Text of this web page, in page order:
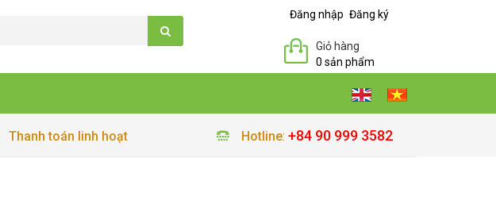
Đăng nhập Đăng ký
Giỏ hàng
0 sản phẩm
Thanh toán linh hoạt Hotline: +84 90 999 3582